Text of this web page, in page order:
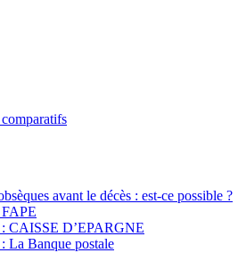
avant le décès : est-ce possible ?
FAPE
: CAISSE D’EPARGNE
La Banque postale